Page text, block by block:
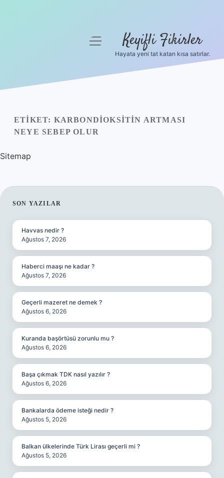
Yasal Uyarı
menüyü
Keyifli Fikirler
Hayata yeni tat katan kısa satırlar.
ETIKET: KARBONDIOKSITIN ARTMASI
NEYE SEBEP OLUR
Sitemap
SIDEBAR
SON YAZILAR
Havvas nedir ?
Ağustos 7, 2026
Haberci maaşı ne kadar ?
Ağustos 7, 2026
Geçerli mazeret ne demek ?
Ağustos 6, 2026
Kuranda başörtüsü zorunlu mu ?
Ağustos 6, 2026
Başa çıkmak TDK nasıl yazılır ?
Ağustos 6, 2026
Bankalarda ödeme isteği nedir ?
Ağustos 5, 2026
Balkan ülkelerinde Türk Lirası geçerli mi ?
Ağustos 5, 2026